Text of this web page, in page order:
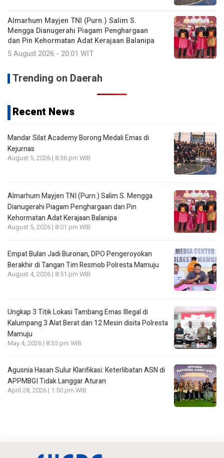
Almarhum Mayjen TNI (Purn.) Salim S.
Mengga Dianugerahi Piagam Penghargaan
dan Pin Kehormatan Adat Kerajaan Balanipa
5 August 2026 - 20:01 WIT
Trending on Daerah
Recent News
Mandar Silat Academy Borong Medali Emas di
Kejurnas
August 5, 2026 | 8:36 pm WIB
Almarhum Mayjen TNI (Purn.) Salim S. Mengga
Dianugerahi Piagam Penghargaan dan Pin
Kehormatan Adat Kerajaan Balanipa
August 5, 2026 | 8:01 pm WIB
Empat Bulan Jadi Buronan, DPO Pengeroyokan
Berakhir di Tangan Tim Resmob Polresta Mamuju
August 4, 2026 | 8:51 pm WIB
Ungkap 3 Titik Lokasi Tambang Emas Illegal di
Kalumpang 3 Alat Berat dan 12 Mesin disita Polresta
Mamuju
May 4, 2026 | 8:35 pm WIB
Agusnia Hasan Sulur Klarifikasi: Keterlibatan ASN di
APPMBGI Tidak Langgar Aturan
April 28, 2026 | 1:50 pm WIB